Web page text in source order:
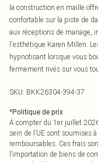
la construction en maille
confortable sur la piste de
aux réceptions de mariage,
l'esthétique Karen Millen.
hypnotisant lorsque vous
fermement rivés sur vous
SKU: BKK26304-394-37
*Politique de prix
À compter du 1er juillet
sein de l’UE sont soumises
remboursables. Ces frais
l’importation de biens de